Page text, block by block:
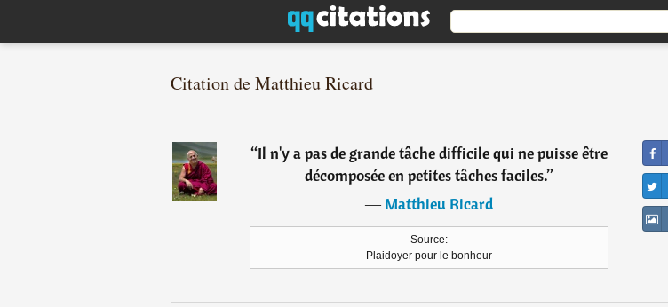
Citation de Matthieu Ricard
“Il n'y a pas de grande tâche difficile qui ne puisse être
décomposée en petites tâches faciles.”
―Matthieu Ricard
Source:
Plaidoyer pour le bonheur